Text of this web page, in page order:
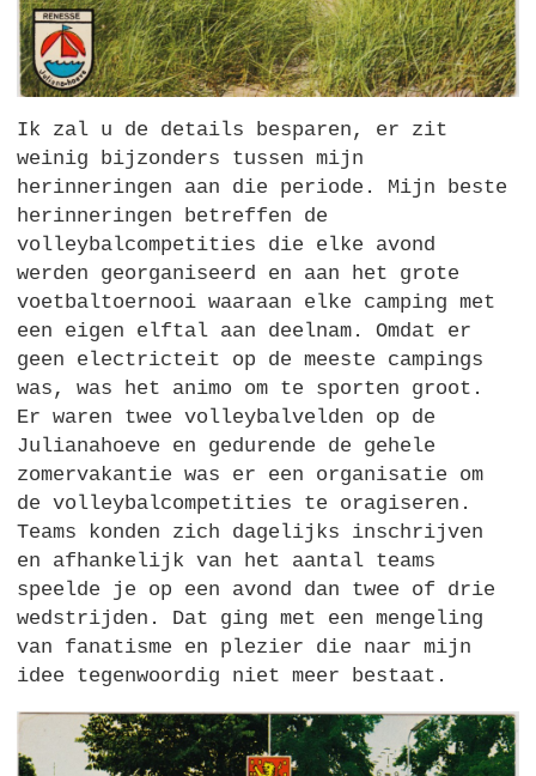
Ik zal u de details besparen, er zit
weinig bijzonders tussen mijn
herinneringen aan die periode. Mijn beste
herinneringen betreffen de
volleybalcompetities die elke avond
werden georganiseerd en aan het grote
voetbaltoernooi waaraan elke camping met
een eigen elftal aan deelnam. Omdat er
geen electricteit op de meeste campings
was, was het animo om te sporten groot.
Er waren twee volleybalvelden op de
Julianahoeve en gedurende de gehele
zomervakantie was er een organisatie om
de volleybalcompetities te oragiseren.
Teams konden zich dagelijks inschrijven
en afhankelijk van het aantal teams
speelde je op een avond dan twee of drie
wedstrijden. Dat ging met een mengeling
van fanatisme en plezier die naar mijn
idee tegenwoordig niet meer bestaat.